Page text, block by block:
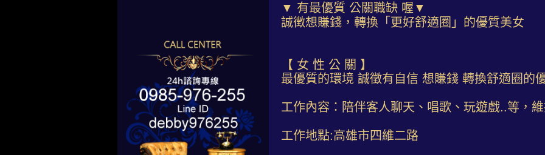
▼ 有最優質 公關職缺 喔▼
誠徴想賺錢，轉換「更好舒適圈」的優質美女
【 女 性 公 關 】
最優質的環境 誠徵有自信 想賺錢 轉換舒適圈的
工作內容：陪伴客人聊天、唱歌、玩遊戲..等，
工作地點:高雄市四維二路